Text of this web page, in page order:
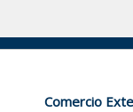
Comercio